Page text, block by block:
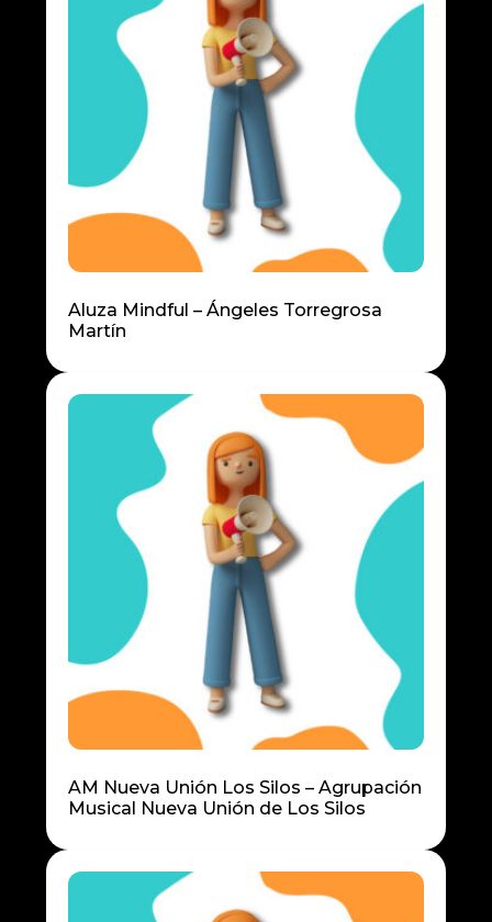
Aluza Mindful – Ángeles Torregrosa
Martín
AM Nueva Unión Los Silos – Agrupación
Musical Nueva Unión de Los Silos